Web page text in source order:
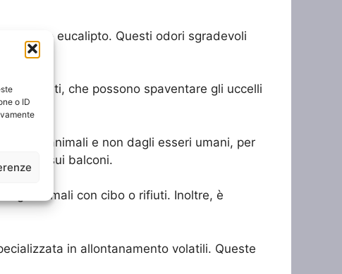
o ID
o eucalipto. Questi odori sgradevoli
riflettenti, che possono spaventare gli uccelli
dagli animali e non dagli esseri umani, per
tetti o sui balconi.
gli animali con cibo o rifiuti. Inoltre, è
in allontanamento volatili. Queste